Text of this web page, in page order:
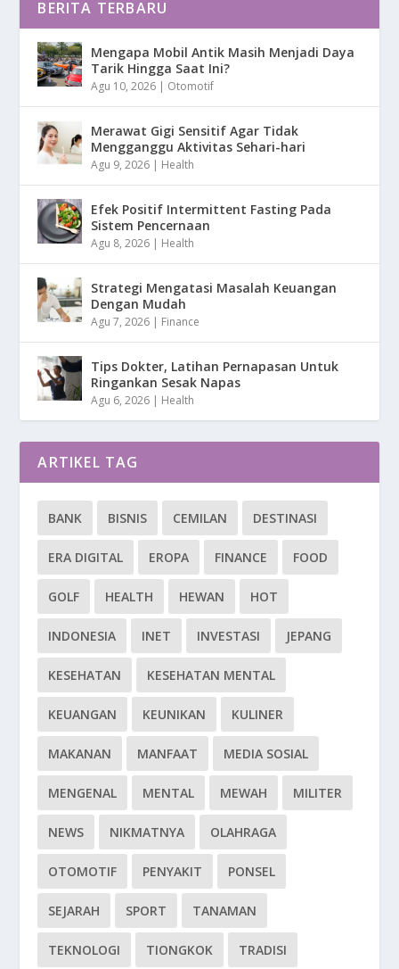
BERITA TERBARU
Mengapa Mobil Antik Masih Menjadi Daya
Tarik Hingga Saat Ini?
Agu 10, 2026 | Otomotif
Merawat Gigi Sensitif Agar Tidak
Mengganggu Aktivitas Sehari-hari
Agu 9, 2026 | Health
Efek Positif Intermittent Fasting Pada
Sistem Pencernaan
Agu 8, 2026 | Health
Strategi Mengatasi Masalah Keuangan
Dengan Mudah
Agu 7, 2026 | Finance
Tips Dokter, Latihan Pernapasan Untuk
Ringankan Sesak Napas
Agu 6, 2026 | Health
ARTIKEL TAG
BANK BISNIS CEMILAN DESTINASI
ERA DIGITAL EROPA FINANCE FOOD
GOLF HEALTH HEWAN HOT
INDONESIA INET INVESTASI JEPANG
KESEHATAN KESEHATAN MENTAL
KEUANGAN KEUNIKAN KULINER
MAKANAN MANFAAT MEDIA SOSIAL
MENGENAL MENTAL MEWAH MILITER
NEWS NIKMATNYA OLAHRAGA
OTOMOTIF PENYAKIT PONSEL
SEJARAH SPORT TANAMAN
TEKNOLOGI TIONGKOK TRADISI